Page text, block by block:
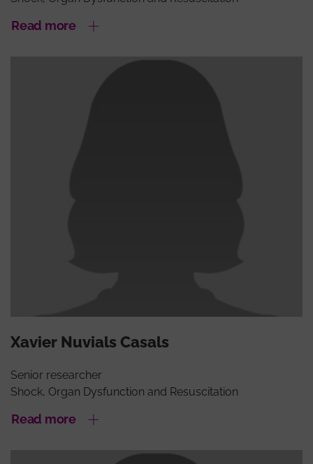
Read more
Xavier Nuvials Casals
Senior researcher
Shock, Organ Dysfunction and Resuscitation
Read more